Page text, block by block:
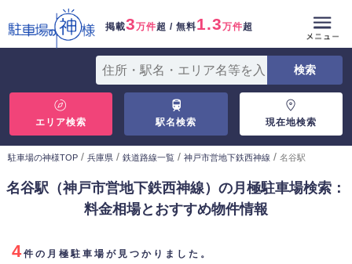
掲載3万件超 / 無料1.3万件超
エリア検索 駅名検索 現在地検索
駐車場の神様TOP / 兵庫県 / 鉄道路線一覧 / 神戸市営地下鉄西神線 / 名谷駅
名谷駅（神戸市営地下鉄西神線）の月極駐車場検索：
料金相場とおすすめ物件情報
4 件の月極駐車場が見つかりました。